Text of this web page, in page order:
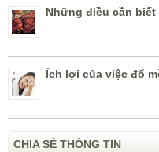
Những điều cần
Ích lợi của việc đổ
CHIA SẺ THÔNG TIN